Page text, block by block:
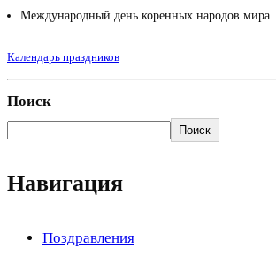
Международный день коренных народов мира
Календарь праздников
Поиск
Поиск
Навигация
Поздравления